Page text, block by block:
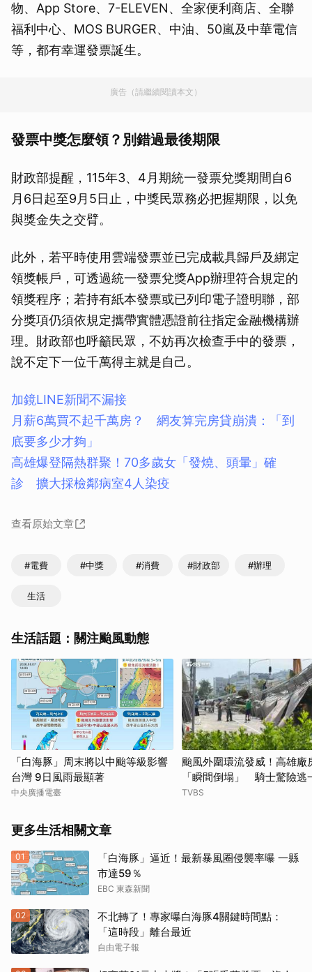
物、App Store、7-ELEVEN、全家便利商店、全聯
福利中心、MOS BURGER、中油、50嵐及中華電信
等，都有幸運發票誕生。
廣告（請繼續閱讀本文）
發票中獎怎麼領？別錯過最後期限
財政部提醒，115年3、4月期統一發票兌獎期間自6
月6日起至9月5日止，中獎民眾務必把握期限，以免
與獎金失之交臂。
此外，若平時使用雲端發票並已完成載具歸戶及綁定
領獎帳戶，可透過統一發票兌獎App辦理符合規定的
領獎程序；若持有紙本發票或已列印電子證明聯，部
分獎項仍須依規定攜帶實體憑證前往指定金融機構辦
理。財政部也呼籲民眾，不妨再次檢查手中的發票，
說不定下一位千萬得主就是自己。
加鏡LINE新聞不漏接
月薪6萬買不起千萬房？ 網友算完房貸崩潰：「到
底要多少才夠」
高雄爆登隔熱群聚！70多歲女「發燒、頭暈」確
診 擴大採檢鄰病室4人染疫
查看原始文章
#電費 #中獎 #消費 #財政部 #辦理
生活
生活話題：關注颱風動態
「白海豚」周末將以中颱等級影響
台灣 9日風雨最顯著
中央廣播電臺
颱風外圍環流發威！高雄廠
「瞬間倒塌」 騎士驚險逃
TVBS
更多生活相關文章
01
「白海豚」逼近！最新暴風圈侵襲率曝 一縣
市達59％
EBC 東森新聞
02
不北轉了！專家曝白海豚4關鍵時間點：
「這時段」離台最近
自由電子報